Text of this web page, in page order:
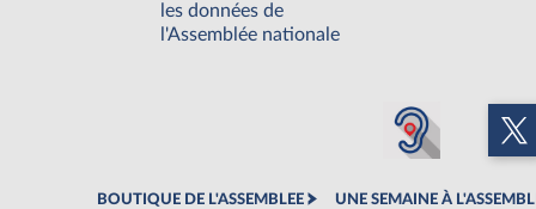
les données de
l'Assemblée nationale
BOUTIQUE DE L'ASSEMBLEE UNE SEMAINE À